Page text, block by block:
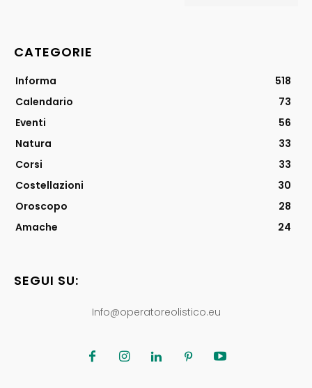
CATEGORIE
Informa
518
Calendario
73
Eventi
56
Natura
33
Corsi
33
Costellazioni
30
Oroscopo
28
Amache
24
SEGUI SU:
Info@operatoreolistico.eu